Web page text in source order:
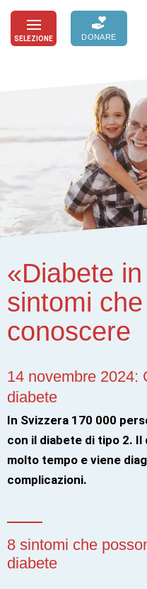
Passa
contenuto
«Diabete
sintomi
conoscere
14 novembre 2024:
diabete
In Svizzera 170 000
con il diabete di tipo 2.
molto tempo e viene
complicazioni.
8 sintomi che
diabete
toggle
menu
SELEZIONE DONARE